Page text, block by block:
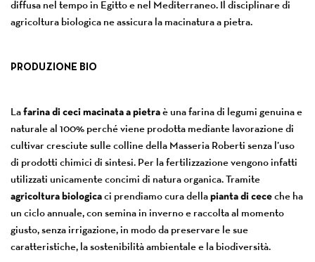
diffusa nel tempo in Egitto e nel Mediterraneo. Il disciplinare di
agricoltura biologica ne assicura la macinatura a pietra.
PRODUZIONE BIO
La farina di ceci macinata a pietra è una farina di legumi genuina e
naturale al 100% perché viene prodotta mediante lavorazione di
cultivar cresciute sulle colline della Masseria Roberti senza l’uso
di prodotti chimici di sintesi. Per la fertilizzazione vengono infatti
utilizzati unicamente concimi di natura organica. Tramite
agricoltura biologica ci prendiamo cura della pianta di cece che ha
un ciclo annuale, con semina in inverno e raccolta al momento
giusto, senza irrigazione, in modo da preservare le sue
caratteristiche, la sostenibilità ambientale e la biodiversità.